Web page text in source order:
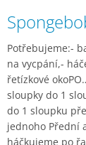
Potřebujeme:-
na vycpání,-
řetízkové
sloupky do 1
do 1 sloupku
jednoho Přední
háčkujeme po